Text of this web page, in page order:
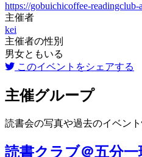
https://gobuichicoffee-readingclub-
主催者
kei
主催者の性別
男女ともいる
このイベントをシェアする
主催グループ
読書会の写真や過去のイベン
読書クラブ＠五分一